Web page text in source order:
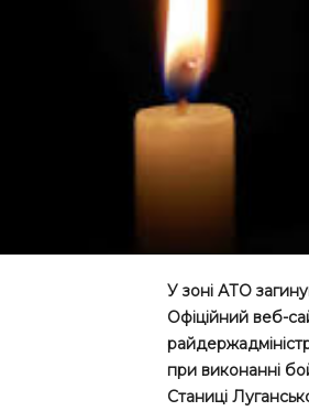
У зоні АТО
Офіційний веб-
при виконанні
Станиці